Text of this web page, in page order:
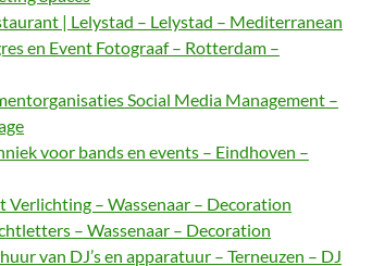
| Lelystad – Lelystad – Mediterranean
en Event Fotograaf – Rotterdam –
Social Media Management –
voor bands en events – Eindhoven –
Verlichting – Wassenaar – Decoration
– Wassenaar – Decoration
van DJ’s en apparatuur – Terneuzen – DJ